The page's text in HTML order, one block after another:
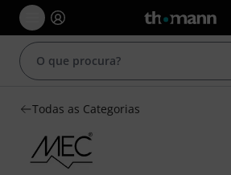
Todas as Categorias